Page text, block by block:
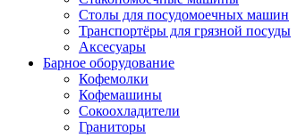
Столы для посудомоечных машин
Транспортёры для грязной посуды
Аксесуары
Барное оборудование
Кофемолки
Кофемашины
Сокоохладители
Граниторы